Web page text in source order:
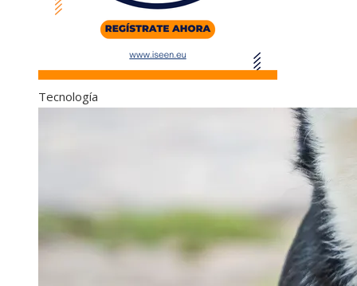
Tecnología